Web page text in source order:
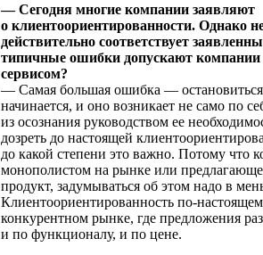
— Сегодня многие компании заявляют
о клиентоориентированности. Однако
действительно соответствует
типичные ошибки допускают компании
сервисом?
— Самая большая ошибка — остановиться
начинается, и оно возникает не само по
из осознания руководством ее
дозреть до настоящей
до какой степени это важно. Потому что
монополистом на рынке или
продукт, задумываться об этом надо в
Клиентоориентированность по-
конкурентном рынке, где предложения
и по функционалу, и по цене.